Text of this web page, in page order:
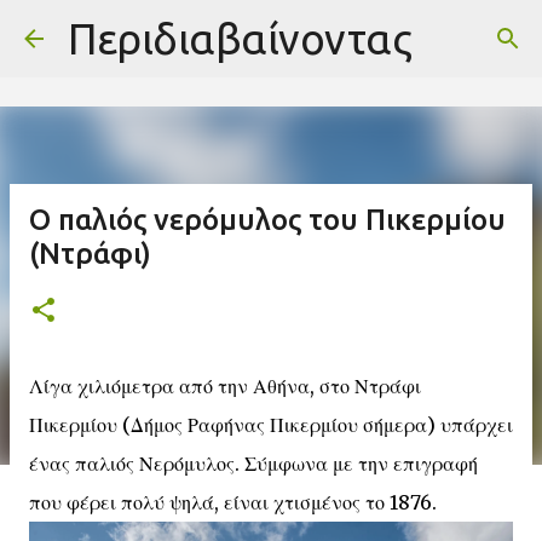
Μετάβαση στο κύριο περιεχόμενο
Περιδιαβαίνοντας
Ο παλιός νερόμυλος του Πικερμίου
(Ντράφι)
Λίγα χιλιόμετρα από την Αθήνα, στο Ντράφι
Πικερμίου (Δήμος Ραφήνας Πικερμίου σήμερα) υπάρχει
ένας παλιός Νερόμυλος. Σύμφωνα με την επιγραφή
που φέρει πολύ ψηλά, είναι χτισμένος το 1876.